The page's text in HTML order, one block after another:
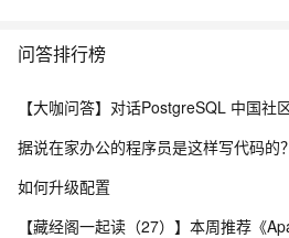
问答排行榜
据说在家办公的程序员是这样写代码的？
如何升级配置